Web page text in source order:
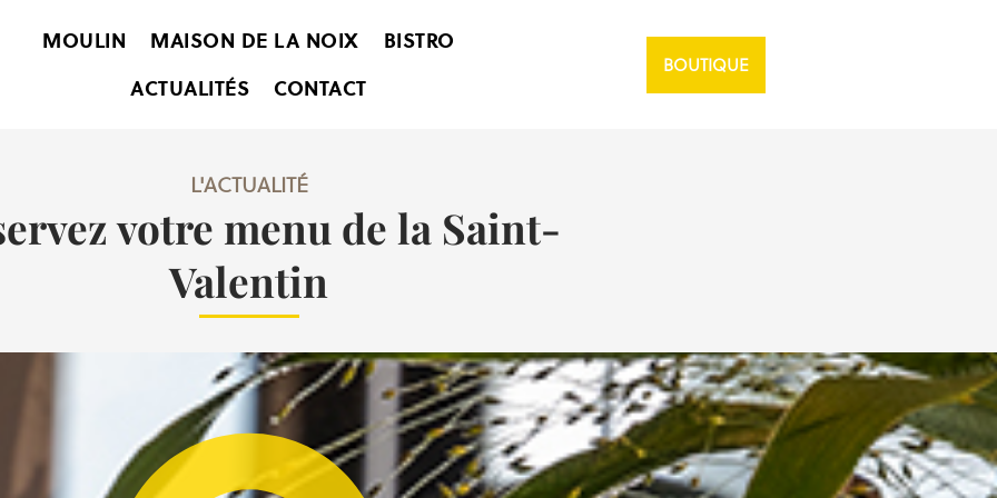
MOULIN MAISON DE LA NOIX
BISTRO
ACTUALITÉS
CONTACT
BOUTIQUE
L'ACTUALITÉ
votre menu de la Saint-
Valentin